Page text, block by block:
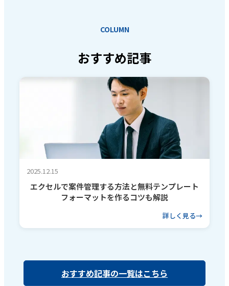
COLUMN
おすすめ記事
2025.12.15
エクセルで案件管理する方法と無料テンプレート
フォーマットを作るコツも解説
詳しく見る
おすすめ記事の一覧はこちら